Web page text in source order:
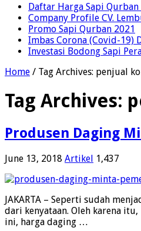
Daftar Harga Sapi Qurban
Company Profile CV.
Promo Sapi Qurban 2021
Imbas Corona (Covid-19)
Investasi Bodong Sapi
Home / Tag Archives: penjual
Tag Archives:
Produsen Daging
June 13, 2018 Artikel 1,437
JAKARTA – Seperti sudah
dari kenyataan. Oleh karena
ini, harga daging …